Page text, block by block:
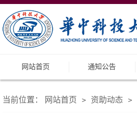
网站首页 通知公告
当前位置： 网站首页 > 资助动态 >